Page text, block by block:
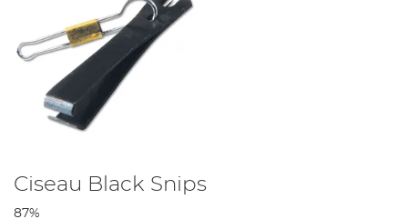
Ciseau Black Snips
87%